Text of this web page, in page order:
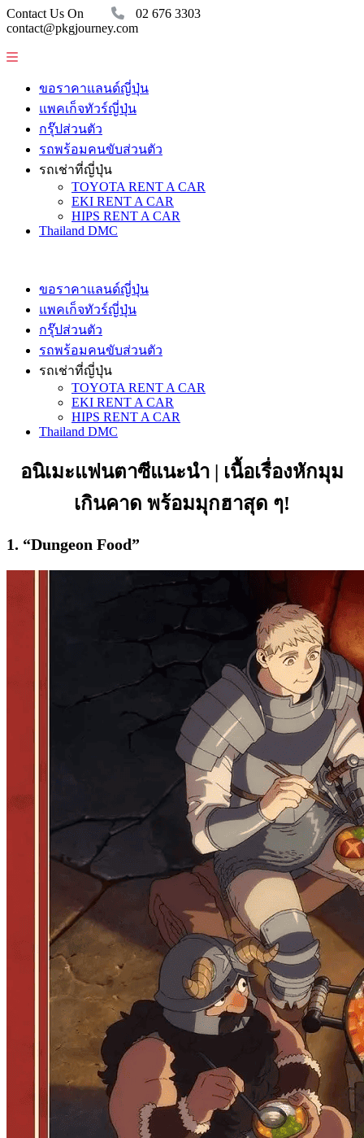
Contact Us On
02 676 3303
contact@pkgjourney.com
ขอราคาแลนด์ญี่ปุ่น
แพคเก็จทัวร์ญี่ปุ่น
กรุ๊ปส่วนตัว
รถพร้อมคนขับส่วนตัว
รถเช่าที่ญี่ปุ่น
TOYOTA RENT A CAR
EKI RENT A CAR
HIPS RENT A CAR
Thailand DMC
ขอราคาแลนด์ญี่ปุ่น
แพคเก็จทัวร์ญี่ปุ่น
กรุ๊ปส่วนตัว
รถพร้อมคนขับส่วนตัว
รถเช่าที่ญี่ปุ่น
TOYOTA RENT A CAR
EKI RENT A CAR
HIPS RENT A CAR
Thailand DMC
อนิเมะแฟนตาซีแนะนำ | เนื้อเรื่องหักมุม
เกินคาด พร้อมมุกฮาสุด ๆ!
1. “Dungeon Food”